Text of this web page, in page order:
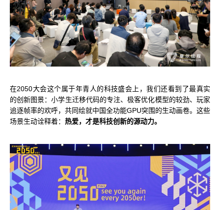
在2050大会这个属于年青人的科技盛会上，我们还看到了最真实
的创新图景：小学生迁移代码的专注、极客优化模型的较劲、玩家
追逐帧率的欢呼，共同绘就中国全功能GPU突围的生动画卷。这些
场景生动诠释着： 热爱，才是科技创新的源动力。